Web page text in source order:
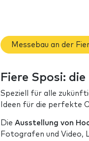
Messebau an der
Fiere Sposi: die
Speziell für alle
Ideen für die perfekte
Die Ausstellung von
Fotografen und Video,